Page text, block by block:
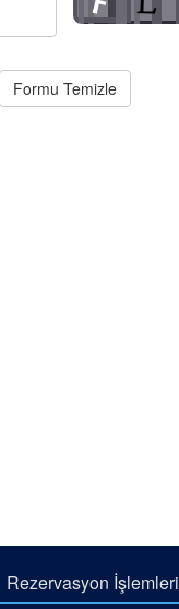
Rezervasyon İşlemleri